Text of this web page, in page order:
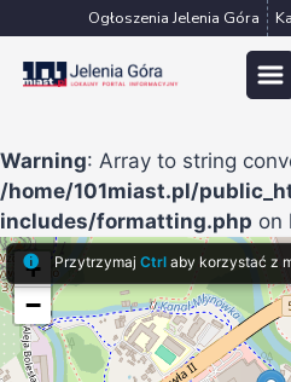
do
treści
Ogłoszenia Jelenia Góra
Warning: Array to string
/home/101miast.pl/
includes/formatting.php on
+
−